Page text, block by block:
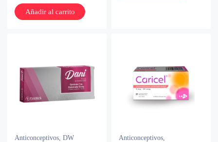
Añadir al carrito
Anticonceptivos, DW Anticonceptivos,